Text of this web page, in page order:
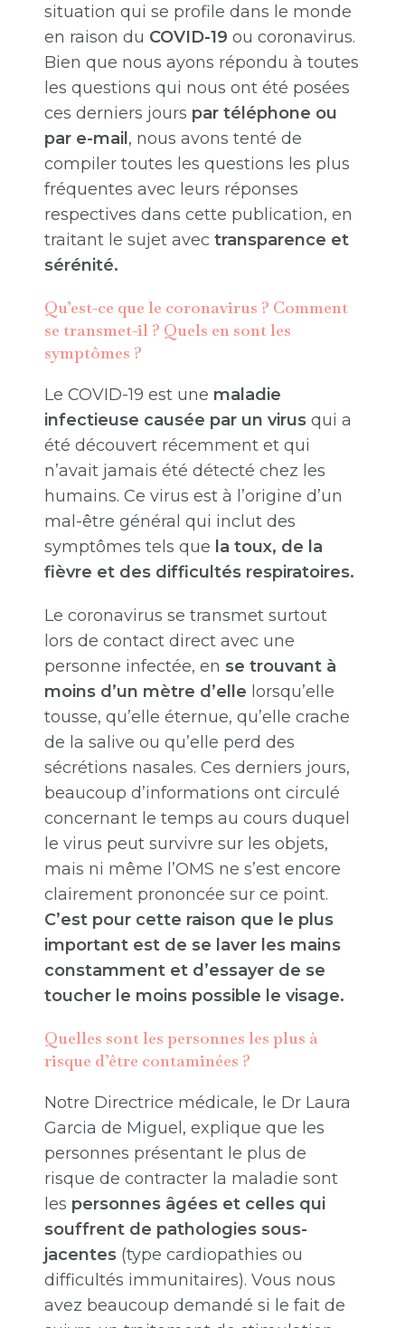
situation qui se profile dans le monde
en raison du COVID-19 ou coronavirus.
Bien que nous ayons répondu à toutes
les questions qui nous ont été posées
ces derniers jours par téléphone ou
par e-mail , nous avons tenté de
compiler toutes les questions les plus
fréquentes avec leurs réponses
respectives dans cette publication, en
traitant le sujet avec transparence et
sérénité.
Qu’est-ce que le coronavirus ? Comment
se transmet-il ? Quels en sont les
symptômes ?
Le COVID-19 est une maladie
infectieuse causée par un virus qui a
été découvert récemment et qui
n’avait jamais été détecté chez les
humains. Ce virus est à l’origine d’un
mal-être général qui inclut des
symptômes tels que la toux, de la
fièvre et des difficultés respiratoires.
Le coronavirus se transmet surtout
lors de contact direct avec une
personne infectée, en se trouvant à
moins d’un mètre d’elle lorsqu’elle
tousse, qu’elle éternue, qu’elle crache
de la salive ou qu’elle perd des
sécrétions nasales. Ces derniers jours,
beaucoup d’informations ont circulé
concernant le temps au cours duquel
le virus peut survivre sur les objets,
mais ni même l’OMS ne s’est encore
clairement prononcée sur ce point.
C’est pour cette raison que le plus
important est de se laver les mains
constamment et d’essayer de se
toucher le moins possible le visage.
Quelles sont les personnes les plus à
risque d’être contaminées ?
Notre Directrice médicale, le Dr Laura
Garcia de Miguel, explique que les
personnes présentant le plus de
risque de contracter la maladie sont
les personnes âgées et celles qui
souffrent de pathologies sous-
jacentes (type cardiopathies ou
difficultés immunitaires). Vous nous
avez beaucoup demandé si le fait de